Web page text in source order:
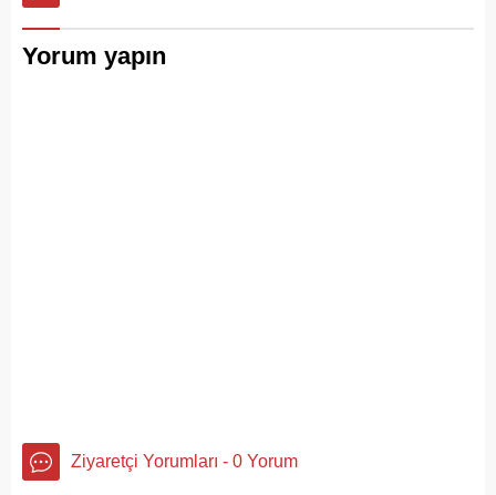
Yorum yapın
Ziyaretçi Yorumları - 0 Yorum